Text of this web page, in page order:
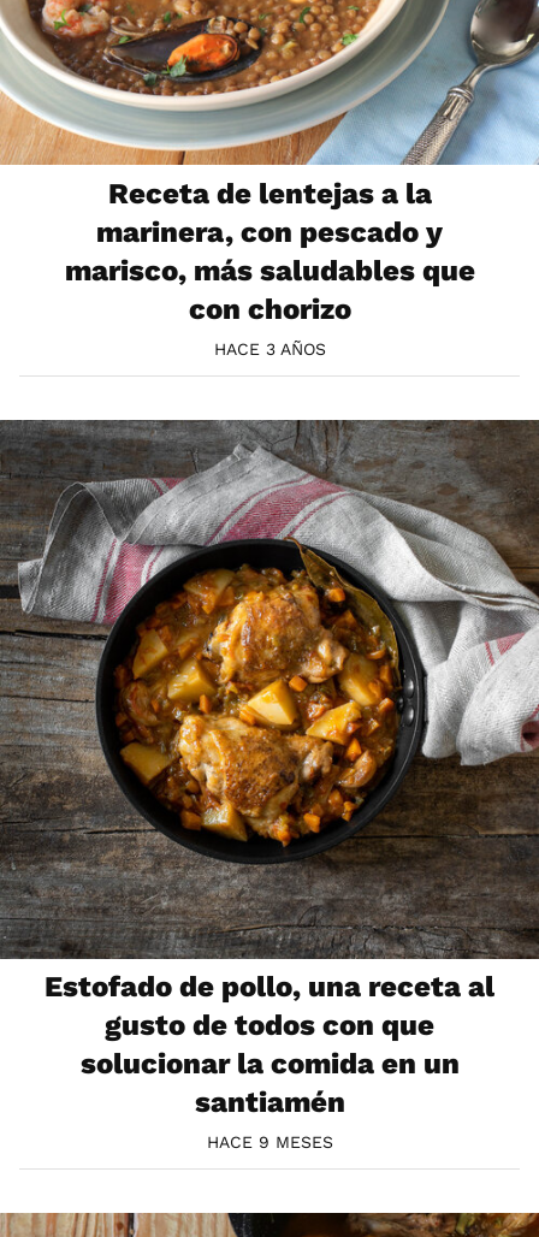
Receta de lentejas a la
marinera, con pescado y
marisco, más saludables que
con chorizo
HACE 3 AÑOS
Estofado de pollo, una receta al
gusto de todos con que
solucionar la comida en un
santiamén
HACE 9 MESES